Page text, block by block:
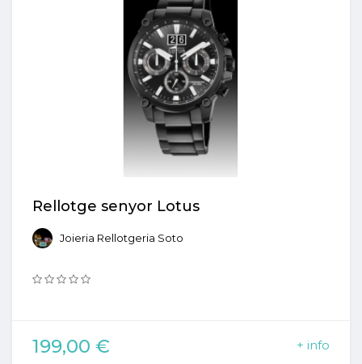
Rellotge senyor Lotus
Joieria Rellotgeria Soto
199,00 € + info